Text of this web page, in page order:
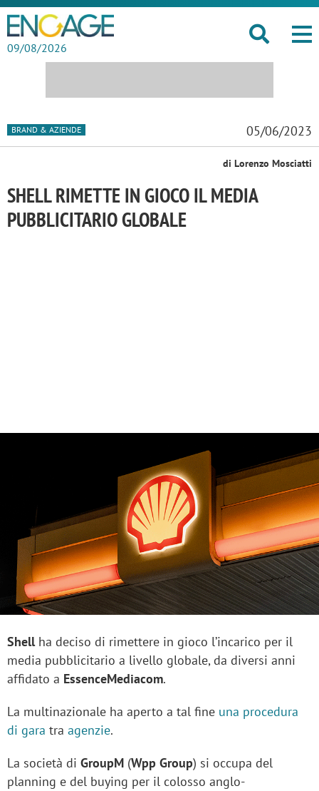
09/08/2026
BRAND & AZIENDE 05/06/2023
di Lorenzo Mosciatti
SHELL RIMETTE IN GIOCO IL MEDIA
PUBBLICITARIO GLOBALE
Shellha deciso di rimettere in gioco l’incarico per il
media pubblicitario a livello globale, da diversi anni
affidato a EssenceMediacom.
La multinazionale ha aperto a tal fine una procedura
di gara tra agenzie.
La società di GroupM (Wpp Group) si occupa del
planning e del buying per il colosso anglo-